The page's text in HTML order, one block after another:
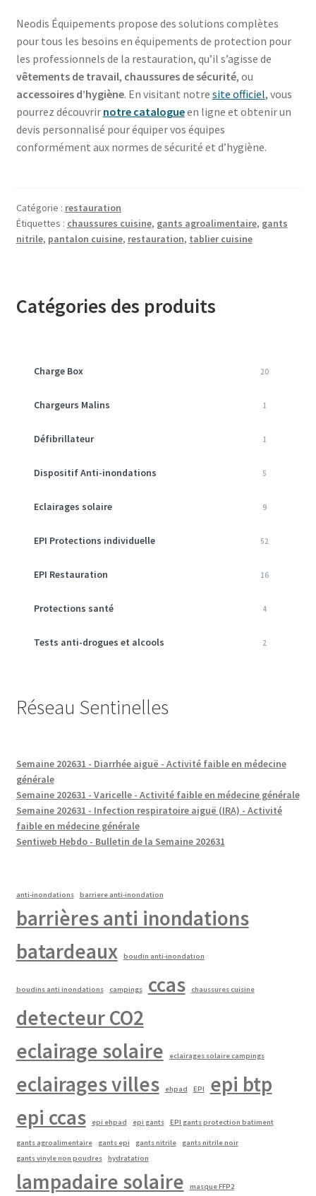
Neodis Équipements propose des solutions complètes
pour tous les besoins en équipements de protection pour
les professionnels de la restauration, qu’il s’agisse de
vêtements de travail, chaussures de sécurité, ou
accessoires d’hygiène. En visitant notre site officiel, vous
pourrez découvrir notre catalogueen ligne et obtenir un
devis personnalisé pour équiper vos équipes
conformément aux normes de sécurité et d’hygiène.
Catégorie : restauration
Étiquettes : chaussures cuisine, gants agroalimentaire, gants
nitrile, pantalon cuisine, restauration, tablier cuisine
Catégories des produits
Charge Box 20
Chargeurs Malins 1
Défibrillateur 1
Dispositif Anti-inondations 5
Eclairages solaire 9
EPI Protections individuelle 52
EPI Restauration 16
Protections santé 4
Tests anti-drogues et alcools 2
Réseau Sentinelles
Semaine 202631 - Diarrhée aiguë - Activité faible en médecine
générale
Semaine 202631 - Varicelle - Activité faible en médecine générale
Semaine 202631 - Infection respiratoire aiguë (IRA) - Activité
faible en médecine générale
Sentiweb Hebdo - Bulletin de la Semaine 202631
anti-inondations barriere anti-inondation
barrières anti inondations
batardeaux
boudin anti-inondation
boudins anti inondations campings ccas chaussures cuisine
detecteur CO2
eclairage solaire
eclairages solaire campings
eclairages villes ehpad EPI
epi btp
epi ccas
epi ehpad epi gants EPI gants protection batiment
gants agroalimentaire gants epi gants nitrile
gants nitrile noir
gants vinyle non poudres
hydratation
lampadaire solaire masque FFP2